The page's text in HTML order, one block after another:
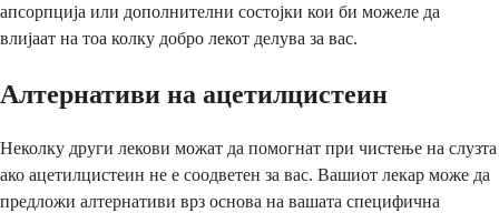
апсорпција или дополнителни состојки кои би можеле да
влијаат на тоа колку добро лекот делува за вас.
Алтернативи на ацетилцистеин
Неколку други лекови можат да помогнат при чистење на слузта
ако ацетилцистеин не е соодветен за вас. Вашиот лекар може да
предложи алтернативи врз основа на вашата специфична